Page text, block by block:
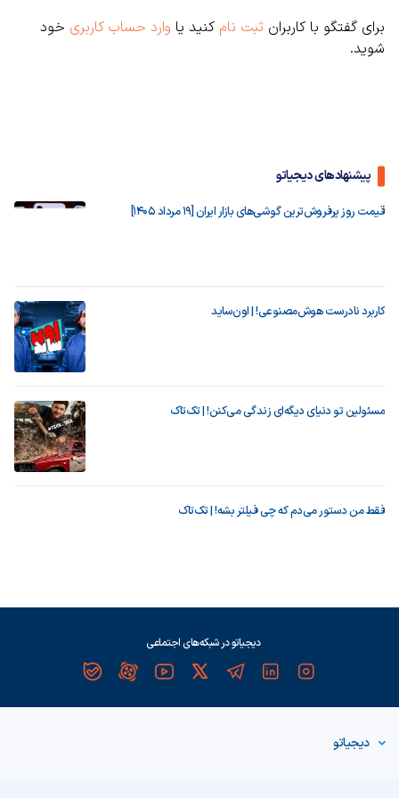
برای گفتگو با کاربران ثبت نام کنید یا وارد حساب کاربری خود
شوید.
پیشنهادهای دیجیاتو
قیمت روز پرفروش‌ترین گوشی‌های بازار ایران [19 مرداد 1405]
کاربرد نادرست هوش‌مصنوعی! | اون‌ساید
مسئولین تو دنیای دیگه‌ای زندگی می‌کنن! | تک‌تاک
فقط من دستور می‌دم که چی فیلتر بشه! | تک‌تاک
دیجیاتو در شبکه‌های اجتماعی
دیجیاتو